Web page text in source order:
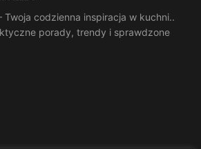
Twoja codzienna inspiracja w kuchni..
porady, trendy i sprawdzone